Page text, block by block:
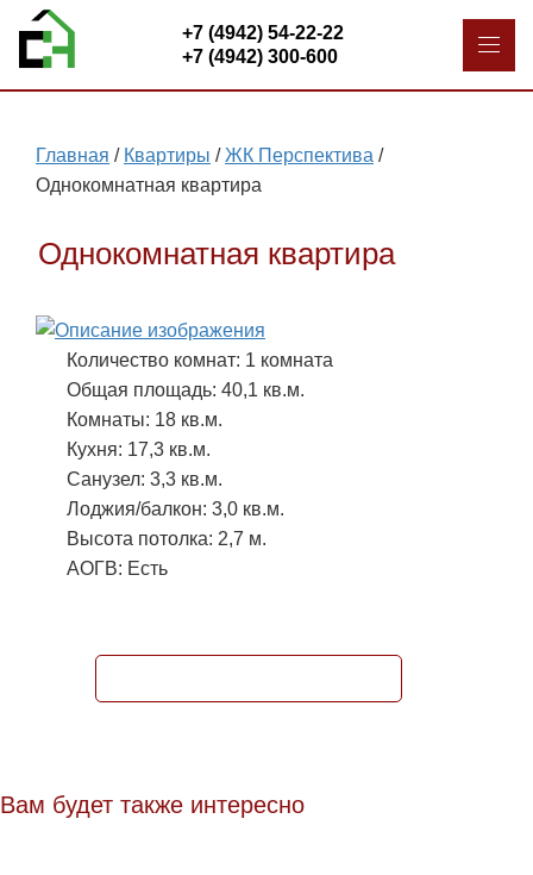
+7 (4942) 54-22-22
+7 (4942) 300-600
Главная / Квартиры /ЖК Перспектива /
Однокомнатная квартира
Однокомнатная квартира
Количество комнат: 1 комната
Общая площадь: 40,1 кв.м.
Комнаты: 18 кв.м.
Кухня: 17,3 кв.м.
Санузел: 3,3 кв.м.
Лоджия/балкон: 3,0 кв.м.
Высота потолка: 2,7 м.
АОГВ: Есть
Вам будет также интересно